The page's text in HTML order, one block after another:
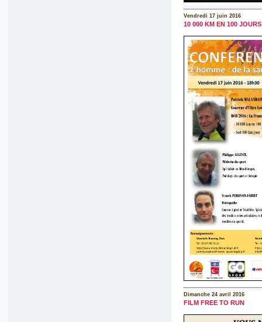
Vendredi 17 juin 2016
10 000 KM EN 100
Dimanche 24 avril 2016
FILM FREE TO RUN